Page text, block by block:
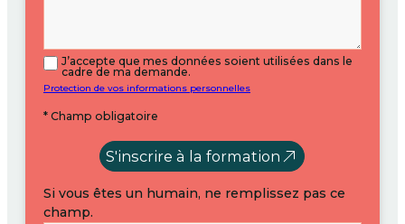
J’accepte que mes données soient utilisées dans le
cadre de ma demande.
Protection de vos informations personnelles
* Champ obligatoire
S'inscrire à la formation
Si vous êtes un humain, ne remplissez pas ce
champ.